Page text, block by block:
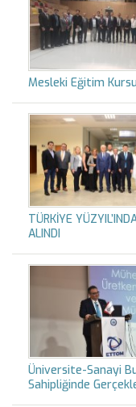
Mesleki Eğitim
TÜRKİYE
ALINDI
Üniversite-Sanayi
Sahipliğinde